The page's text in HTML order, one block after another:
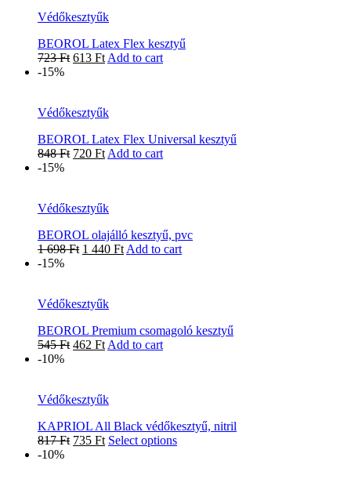
Védőkesztyűk
BEOROL Latex Flex kesztyű
723Ft 613 Ft Add to cart
-15%
Védőkesztyűk
BEOROL Latex Flex Universal kesztyű
848Ft 720 Ft Add to cart
-15%
Védőkesztyűk
BEOROL olajálló kesztyű, pvc
1 698Ft 1 440 Ft Add to cart
-15%
Védőkesztyűk
BEOROL Premium csomagoló kesztyű
545Ft 462 Ft Add to cart
-10%
Védőkesztyűk
KAPRIOL All Black védőkesztyű, nitril
817Ft 735 Ft Select options
-10%